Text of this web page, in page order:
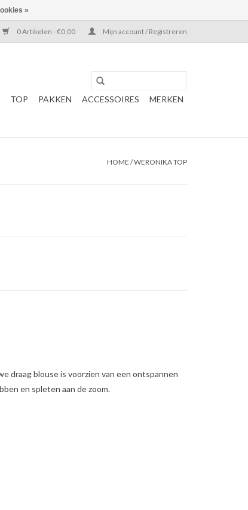
0 Artikelen - €0,00 Mijn account / Registreren
TOP PAKKEN ACCESSOIRES MERKEN
HOME /WERONIKA TOP
draag blouse is voorzien van een ontspannen
en spleten aan de zoom.
»